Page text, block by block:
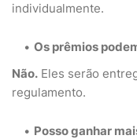
individualmente.
Os prêmios
Não. Eles serão
regulamento.
Posso ganhar